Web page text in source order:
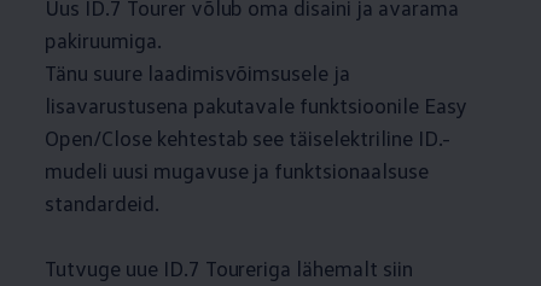
Uus ID.7 Tourer võlub oma disaini ja avarama
pakiruumiga.
Tänu suure laadimisvõimsusele ja
lisavarustusena pakutavale funktsioonile Easy
Open/Close kehtestab see täiselektriline ID.-
mudeli uusi mugavuse ja funktsionaalsuse
standardeid.
Tutvuge uue ID.7 Toureriga lähemalt siin